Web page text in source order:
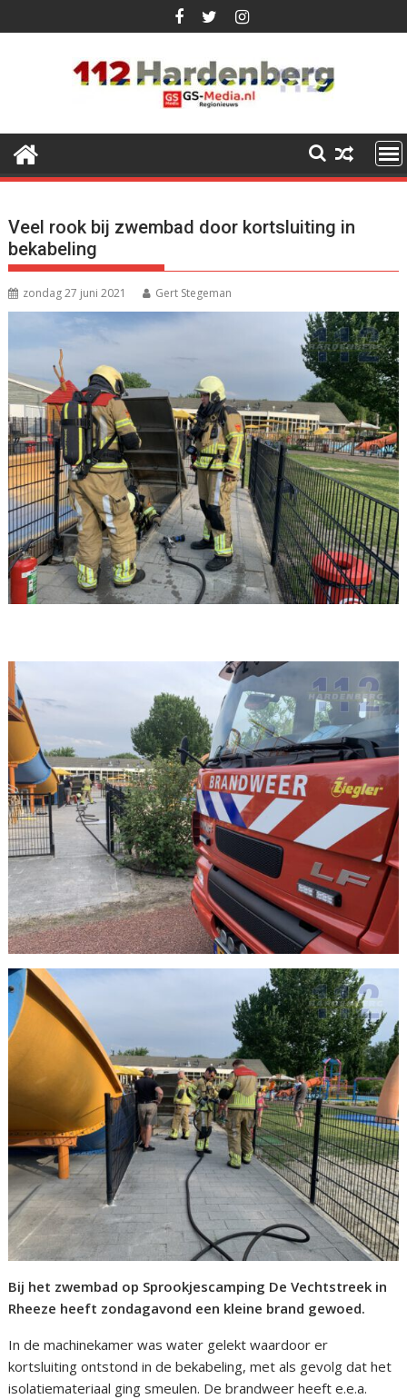
naar
Veel rook bij zwembad door kortsluiting in
bekabeling
zondag 27 juni 2021 Gert Stegeman
Bij het zwembad op Sprookjescamping De Vechtstreek in
Rheeze heeft zondagavond een kleine brand gewoed.
In de machinekamer was water gelekt waardoor er
kortsluiting ontstond in de bekabeling, met als gevolg dat het
isolatiemateriaal ging smeulen. De brandweer heeft e.e.a.